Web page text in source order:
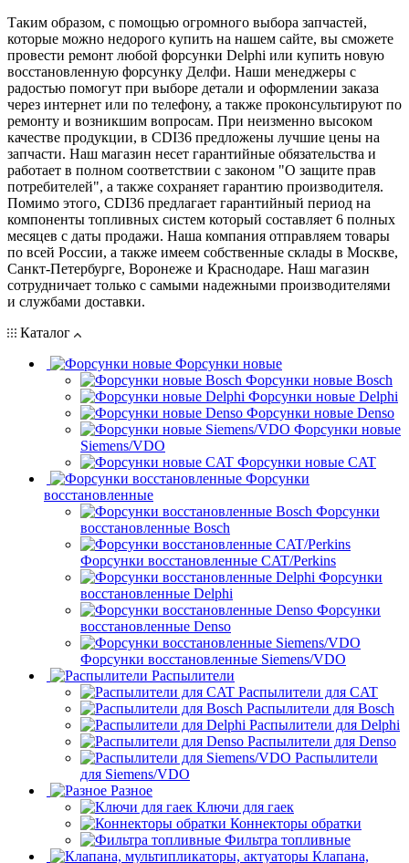
Таким образом, с помощью огромного выбора запчастей,
которые можно недорого купить на нашем сайте, вы сможете
провести ремонт любой форсунки Delphi или купить новую
восстановленную форсунку Делфи. Наши менеджеры с
радостью помогут при выборе детали и оформлении заказа
через интернет или по телефону, а также проконсультируют по
ремонту и возникшим вопросам. При неизменно высоком
качестве продукции, в CDI36 предложены лучшие цены на
запчасти. Наш магазин несет гарантийные обязательства и
работает в полном соответствии с законом "О защите прав
потребителей", а также сохраняет гарантию производителя.
Помимо этого, CDI36 предлагает гарантийный период на
компоненты топливных систем который составляет 6 полных
месяцев с даты продажи. Наша компания отправляем товары
по всей России, а также имеем собственные склады в Москве,
Санкт-Петербурге, Воронеже и Краснодаре. Наш магазин
сотрудничает только с самыми надежными производителями
и службами доставки.
Каталог
Форсунки новые
Форсунки новые Bosch
Форсунки новые Delphi
Форсунки новые Denso
Форсунки новые
Siemens/VDO
Форсунки новые CAT
Форсунки
восстановленные
Форсунки
восстановленные Bosch
Форсунки восстановленные CAT/Perkins
Форсунки
восстановленные Delphi
Форсунки
восстановленные Denso
Форсунки восстановленные Siemens/VDO
Распылители
Распылители для CAT
Распылители для Bosch
Распылители для Delphi
Распылители для Denso
Распылители
для Siemens/VDO
Разное
Ключи для гаек
Коннекторы обратки
Фильтра топливные
Клапана,